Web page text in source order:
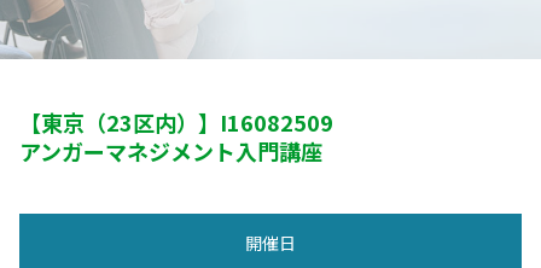
【東京（23区内）】 I16082509
アンガーマネジメント入門講座
開催日